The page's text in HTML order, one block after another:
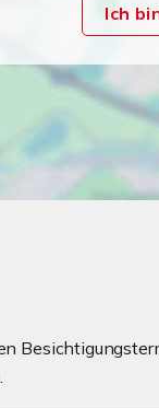
Ich